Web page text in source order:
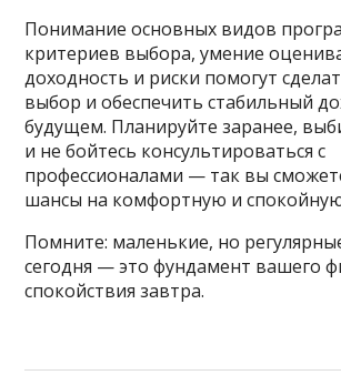
Понимание основных видов
критериев выбора, умение
доходность и риски помогут
выбор и обеспечить стабильный
будущем. Планируйте заранее,
и не бойтесь консультироваться с
профессионалами — так вы
шансы на комфортную и спокойную
Помните: маленькие, но
сегодня — это фундамент вашего
спокойствия завтра.